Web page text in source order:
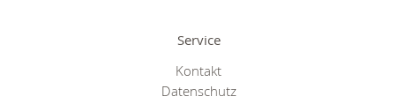
Service
Kontakt
Datenschutz